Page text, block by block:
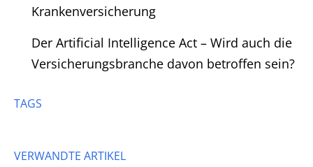
Krankenversicherung
Der Artificial Intelligence Act – Wird auch die
Versicherungsbranche davon betroffen sein?
TAGS
VERWANDTE ARTIKEL